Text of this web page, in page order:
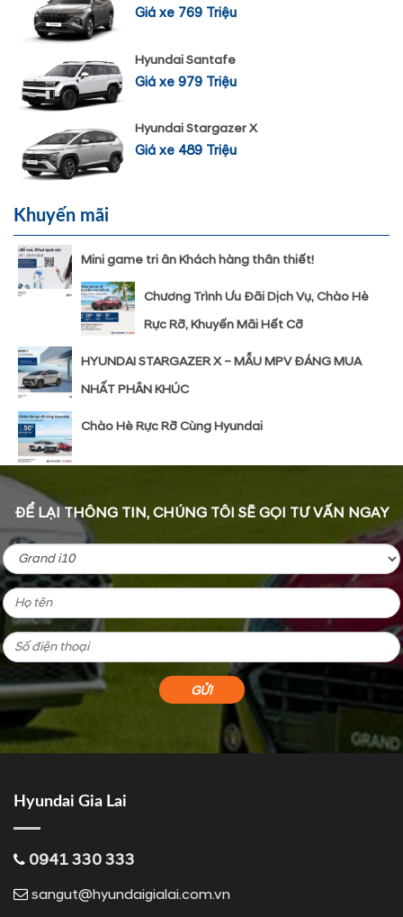
Giá xe 769 Triệu
Hyundai Santafe
Giá xe 979 Triệu
Hyundai Stargazer X
Giá xe 489 Triệu
Khuyến mãi
Mini game tri ân Khách hàng thân thiết!
Chương Trình Ưu Đãi Dịch Vụ, Chào Hè
Rực Rỡ, Khuyến Mãi Hết Cỡ
HYUNDAI STARGAZER X – MẪU MPV ĐÁNG MUA
NHẤT PHÂN KHÚC
Chào Hè Rực Rỡ Cùng Hyundai
ĐỂ LẠI THÔNG TIN, CHÚNG TÔI SẼ GỌI TƯ VẤN NGAY
Hyundai Gia Lai
0941 330 333
sangut@hyundaigialai.com.vn